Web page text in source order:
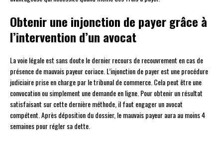
Obtenir une injonction de payer grâce à
l’intervention d’un avocat
La voie légale est sans doute le dernier recours de recouvrement en cas de
présence de mauvais payeur coriace. L’injonction de payer est une procédure
judiciaire prise en charge par le tribunal de commerce. Cela peut être une
convocation ou simplement une demande en ligne. Pour obtenir un résultat
satisfaisant sur cette dernière méthode, il faut engager un avocat
compétent. Après déposition du dossier, le mauvais payeur aura au moins 4
semaines pour régler sa dette.